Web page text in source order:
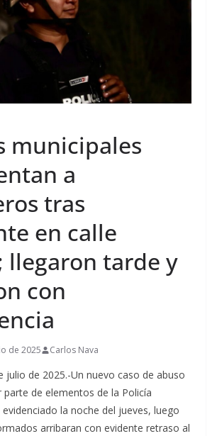
municipales
a
tras
en calle
llegaron tarde y
con
de 2025 Carlos Nava
julio de 2025.-Un nuevo caso de abuso
de elementos de la Policía
la noche del jueves, luego
arribaran con evidente retraso al